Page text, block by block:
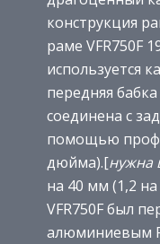
конструкция
раме VFR750F
используется
передняя
соединена с
помощью
дюйма).[нужна
на 40 мм (1,2
VFR750F был
алюминиевым